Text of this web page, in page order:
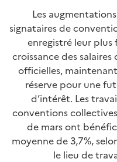
Les
signataires de
enregistré leur plus
croissance des
officielles,
réserve pour une
d’intérêt. Les
conventions
de mars ont
moyenne de 3,7%,
le lieu de